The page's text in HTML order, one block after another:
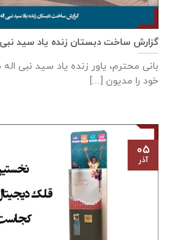
گزارش ساخت دبستان زنده ياد سيد نبی اله
بانی محترم، یاور زنده ياد سيد نبی
خود را مدیون [...]
۰۵
آذر